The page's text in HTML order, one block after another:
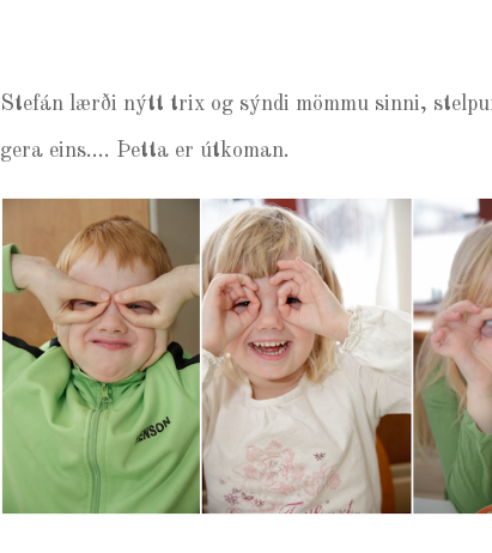
Stefán lærði nýtt trix og sýndi mömmu sinni,
gera eins…. Þetta er útkoman.